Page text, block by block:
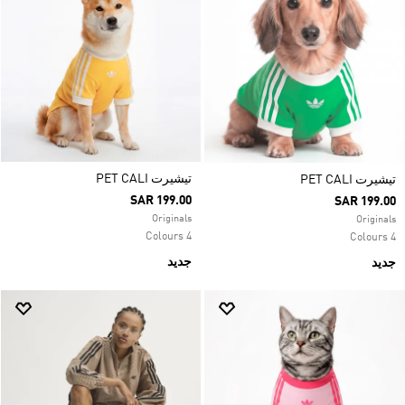
تيشيرت PET CALI
SAR 199.00
Originals
4 Colours
جديد
تيشيرت PET CALI
SAR 199.00
Originals
4 Colours
جديد